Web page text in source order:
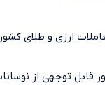
ارزی و طلای
قابل توجهی از